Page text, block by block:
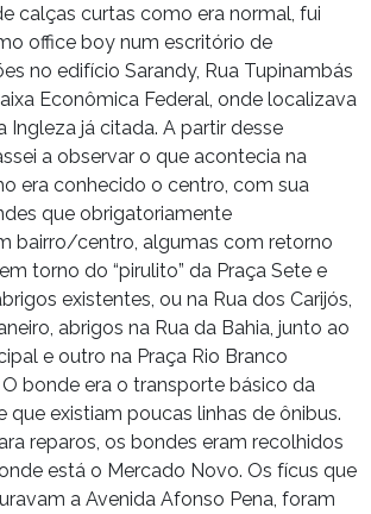
calças curtas como era normal, fui
office boy num escritório de
no edifício Sarandy, Rua Tupinambás
Econômica Federal, onde localizava
Ingleza já citada. A partir desse
a observar o que acontecia na
era conhecido o centro, com sua
que obrigatoriamente
bairro/centro, algumas com retorno
torno do “pirulito” da Praça Sete e
existentes, ou na Rua dos Carijós,
abrigos na Rua da Bahia, junto ao
e outro na Praça Rio Branco
bonde era o transporte básico da
que existiam poucas linhas de ônibus.
reparos, os bondes eram recolhidos
está o Mercado Novo. Os fícus que
a Avenida Afonso Pena, foram